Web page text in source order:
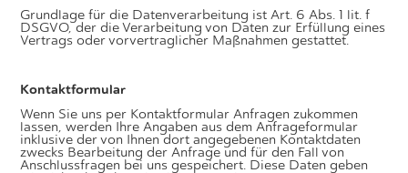
Grundlage für die Datenverarbeitung ist Art. 6 Abs. 1 lit. f
DSGVO, der die Verarbeitung von Daten zur Erfüllung eines
Vertrags oder vorvertraglicher Maßnahmen gestattet.
Kontaktformular
Wenn Sie uns per Kontaktformular Anfragen zukommen
lassen, werden Ihre Angaben aus dem Anfrageformular
inklusive der von Ihnen dort angegebenen Kontaktdaten
zwecks Bearbeitung der Anfrage und für den Fall von
Anschlussfragen bei uns gespeichert. Diese Daten geben